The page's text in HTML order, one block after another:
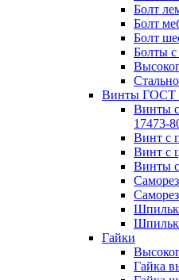
Болт
Болт
Болт
Болты с
Винты ГОСТ
Винты
17473-
Винт с
Винт с
Винты
Гайки
Гайка